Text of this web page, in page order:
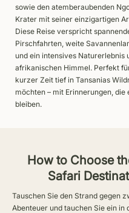
sowie den atemberaubenden
Krater mit seiner einzigartigen
Diese Reise verspricht
Pirschfahrten, weite
und ein intensives Naturerlebnis
afrikanischen Himmel. Perfekt
kurzer Zeit tief in Tansanias
möchten – mit Erinnerungen, die
bleiben.
How to Choose
Safari
Tauschen Sie den Strand gegen
Abenteuer und tauchen Sie ein in